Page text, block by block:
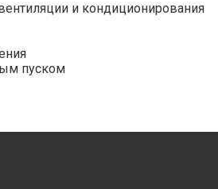
и кондиционирования
пуском